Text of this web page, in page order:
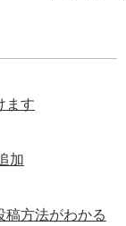
ます
加
稿方法がわかる